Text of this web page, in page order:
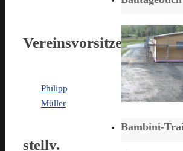
Vereinsvorsitzender
Philipp
Müller
stellv.
Bambini-